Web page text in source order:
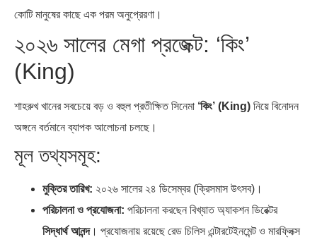
কোটি মানুষের কাছে এক পরম অনুপ্রেরণা।
২০২৬ সালের মেগা প্রজেক্ট: ‘কিং’
(King)
শাহরুখ খানের সবচেয়ে বড় ও বহুল প্রতীক্ষিত সিনেমা ‘কিং’ (King) নিয়ে বিনোদন
অঙ্গনে বর্তমানে ব্যাপক আলোচনা চলছে।
মূল তথ্যসমূহ:
মুক্তির তারিখ: ২০২৬ সালের ২৪ ডিসেম্বর (ক্রিসমাস উৎসব)।
পরিচালনা ও প্রযোজনা: পরিচালনা করছেন বিখ্যাত অ্যাকশন ডিরেক্টর
সিদ্ধার্থ আনন্দ। প্রযোজনায় রয়েছে রেড চিলিস এন্টারটেইনমেন্ট ও মারফ্লিক্স